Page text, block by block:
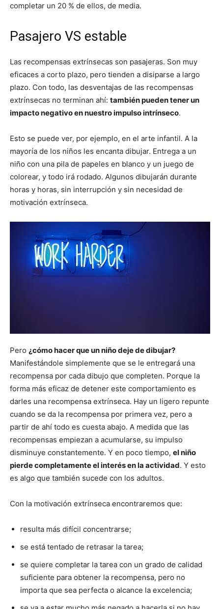
completar un 20 % de ellos, de media.
Pasajero VS estable
Las recompensas extrínsecas son pasajeras. Son muy
eficaces a corto plazo, pero tienden a disiparse a largo
plazo. Con todo, las desventajas de las recompensas
extrínsecas no terminan ahí: también pueden tener un
impacto negativo en nuestro impulso intrínseco.
Esto se puede ver, por ejemplo, en el arte infantil. A la
mayoría de los niños les encanta dibujar. Entrega a un
niño con una pila de papeles en blanco y un juego de
colorear, y todo irá rodado. Algunos dibujarán durante
horas y horas, sin interrupción y sin necesidad de
motivación extrínseca.
Pero ¿cómo hacer que un niño deje de dibujar?
Manifestándole simplemente que se le entregará una
recompensa por cada dibujo que completen. Porque la
forma más eficaz de detener este comportamiento es
darles una recompensa extrínseca. Hay un ligero repunte
cuando se da la recompensa por primera vez, pero a
partir de ahí todo es cuesta abajo. A medida que las
recompensas empiezan a acumularse, su impulso
disminuye constantemente. Y en poco tiempo, el niño
pierde completamente el interés en la actividad. Y esto
es algo que también sucede con los adultos.
Con la motivación extrínseca encontraremos que:
resulta más difícil concentrarse;
se está tentado de retrasar la tarea;
se quiere completar la tarea con un grado de calidad
suficiente para obtener la recompensa, pero no
importa que sea perfecta o alcance la excelencia;